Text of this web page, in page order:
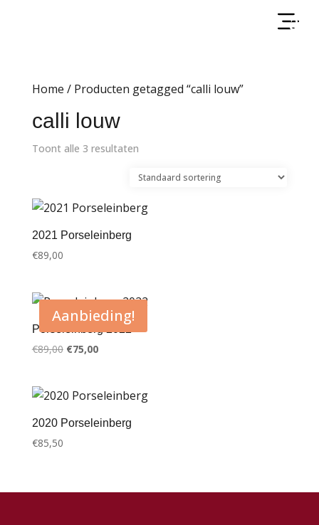
Home / Producten getagged “calli louw”
calli louw
Toont alle 3 resultaten
2021 Porseleinberg
€89,00
Aanbieding!
Porseleinberg 2022
€89,00 Oorspronkelijke
€89,00.
€75,00Huidige
€75,00.
2020 Porseleinberg
€85,50